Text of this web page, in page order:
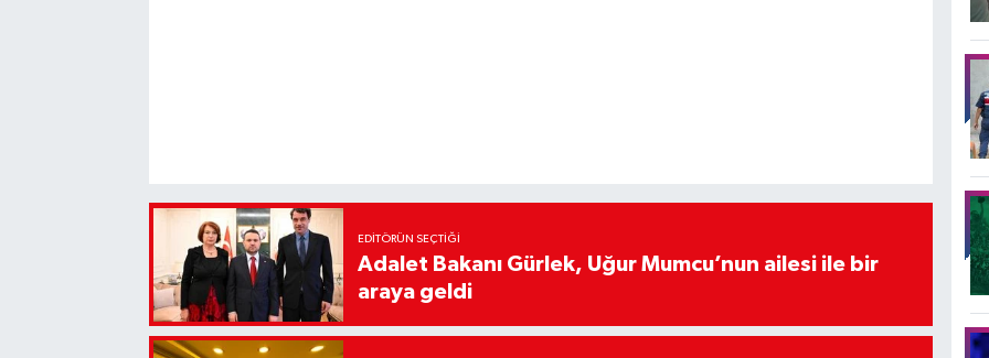
EDITÖRÜN SEÇTIĞI
Adalet Bakanı Gürlek, Uğur Mumcu’nun ailesi ile bir
araya geldi